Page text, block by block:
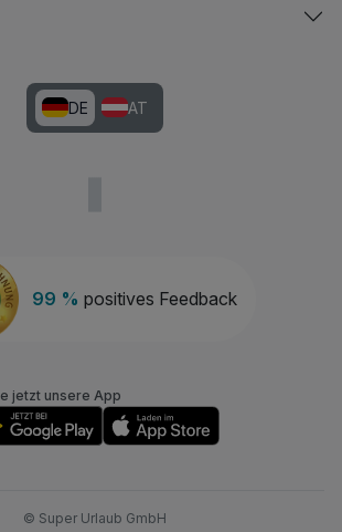
99 % positives Feedback
DE AT
jetzt unsere App
© Super Urlaub GmbH